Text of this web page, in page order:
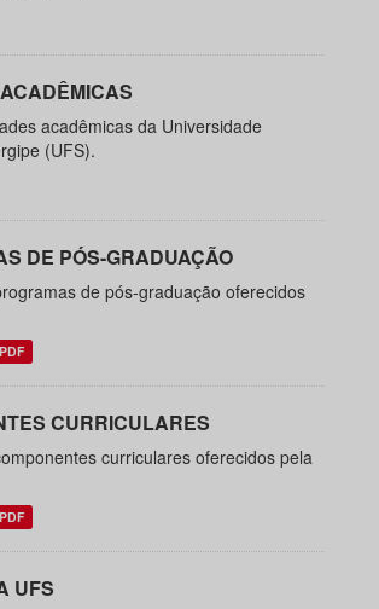
acadêmicas da Universidade
(UFS).
DE PÓS-GRADUAÇÃO
de pós-graduação oferecidos
PDF
CURRICULARES
curriculares oferecidos pela
PDF
UFS